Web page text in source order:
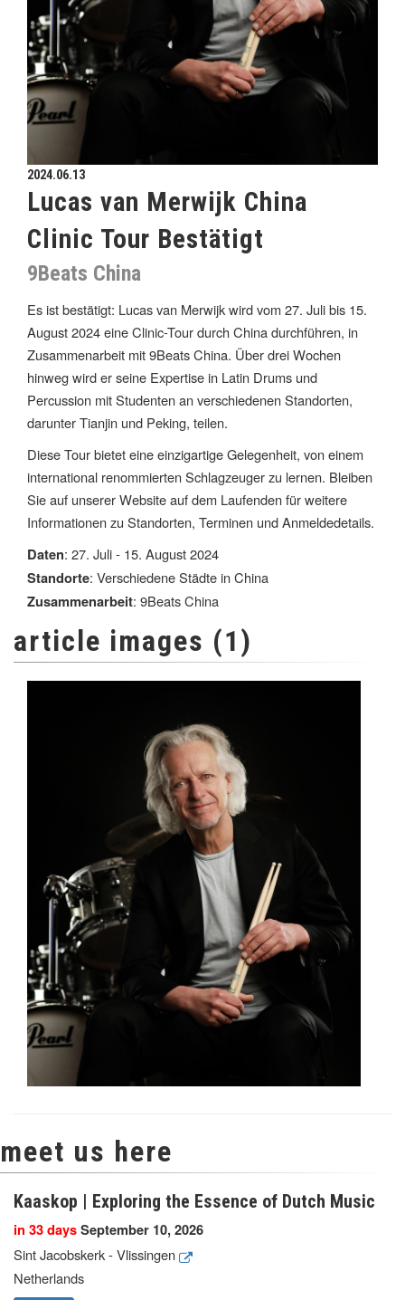
2024.06.13
Lucas van Merwijk China
Clinic Tour Bestätigt
9Beats China
Es ist bestätigt: Lucas van Merwijk wird vom 27. Juli bis 15.
August 2024 eine Clinic-Tour durch China durchführen, in
Zusammenarbeit mit 9Beats China. Über drei Wochen
hinweg wird er seine Expertise in Latin Drums und
Percussion mit Studenten an verschiedenen Standorten,
darunter Tianjin und Peking, teilen.
Diese Tour bietet eine einzigartige Gelegenheit, von einem
international renommierten Schlagzeuger zu lernen. Bleiben
Sie auf unserer Website auf dem Laufenden für weitere
Informationen zu Standorten, Terminen und Anmeldedetails.
Daten: 27. Juli - 15. August 2024
Standorte: Verschiedene Städte in China
Zusammenarbeit: 9Beats China
article images (1)
meet us here
Kaaskop | Exploring the Essence of Dutch Music
in 33 daysSeptember 10, 2026
Sint Jacobskerk - Vlissingen
Netherlands